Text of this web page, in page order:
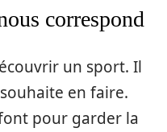
correspond
un sport. Il
en faire.
pour garder la